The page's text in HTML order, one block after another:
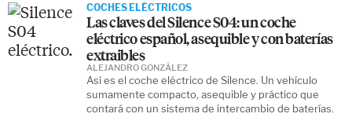
COCHES ELÉCTRICOS
Las claves del Silence S04: un coche
eléctrico español, asequible y con baterías
extraibles
Así es el coche eléctrico de Silence. Un vehículo
sumamente compacto, asequible y práctico que
contará con un sistema de intercambio de baterías.
ALEJANDRO GONZÁLEZ